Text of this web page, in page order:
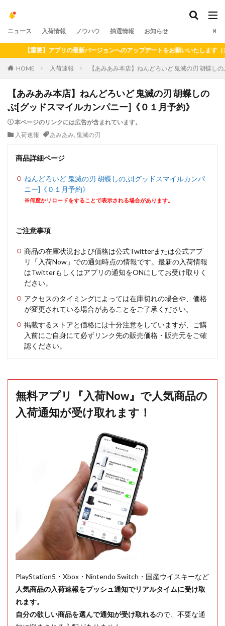
ニュース 入荷情報 ノウハウ 抽選情報 お知らせ
【重要】アプリの最新バージョンへのアップデートをお願いいたします（
HOME 入荷速報 【あみあみ本店】ねんどろいど 鬼滅の刃 胡蝶し
【あみあみ本店】ねんどろいど 鬼滅の刃 胡蝶しの
ぶ[グッドスマイルカンパニー]《０１月予約》
本ページのリンクには広告が含まれています。
入荷速報
あみあみ, 鬼滅の刃
商品詳細ページ
ねんどろいど 鬼滅の刃 胡蝶しのぶ[グッドスマイルカンパ
ニー]《０１月予約》
※何度かリロードをすることで表示される場合があります。
ご注意事項
商品の在庫状況および価格は公式Twitterまたは公式アプ
リ「入荷Now」での通知時点の情報です。最新の入荷情報
はTwitterもしくはアプリの通知をONにしてお受け取りく
ださい。
アクセスのタイミングによっては在庫切れの場合や、価格
が変更されている場合があることをご了承ください。
掲載するストアと価格には十分注意をしていますが、ご購
入前にご自身にて必ずリンク先の販売価格・販売元をご確
認ください。
無料アプリ『入荷Now』で人気商品の
入荷通知が受け取れます！
PlayStation5・Xbox・Nintendo Switch・国産ウイスキーなど
人気商品の入荷速報をプッシュ通知でリアルタイムに受け取
れます。
自分の欲しい商品を選んで通知が受け取れるので、不要な通